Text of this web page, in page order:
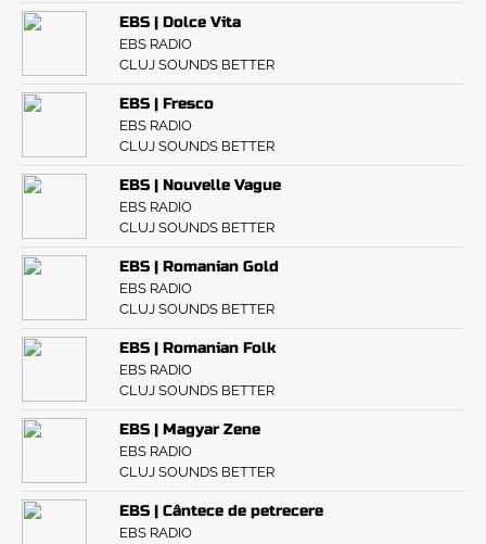
EBS | Dolce Vita
EBS RADIO
CLUJ SOUNDS BETTER
EBS | Fresco
EBS RADIO
CLUJ SOUNDS BETTER
EBS | Nouvelle Vague
EBS RADIO
CLUJ SOUNDS BETTER
EBS | Romanian Gold
EBS RADIO
CLUJ SOUNDS BETTER
EBS | Romanian Folk
EBS RADIO
CLUJ SOUNDS BETTER
EBS | Magyar Zene
EBS RADIO
CLUJ SOUNDS BETTER
EBS | Cântece de petrecere
EBS RADIO